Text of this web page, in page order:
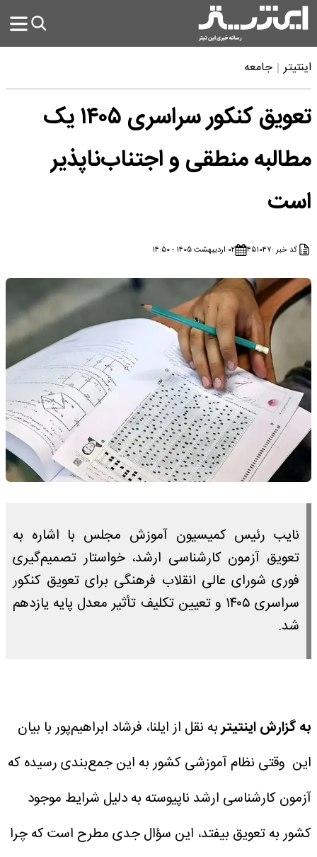
اینتیتر جامعه
تعویق کنکور سراسری ۱۴۰۵ یک
مطالبه منطقی و اجتناب‌ناپذیر
است
کد خبر :۴۵۱۰۴۷ ۰۲ اردیبهشت ۱۴۰۵ - ۱۴:۵۰
نایب رئیس کمیسیون آموزش مجلس با اشاره به
تعویق آزمون کارشناسی ارشد، خواستار تصمیم‌گیری
فوری شورای عالی انقلاب فرهنگی برای تعویق کنکور
سراسری ۱۴۰۵ و تعیین تکلیف تأثیر معدل پایه یازدهم
شد.
به گزارش اینتیتربه نقل از ایلنا، فرشاد ابراهیم‌پور با بیان
این وقتی نظام آموزشی کشور به این جمع‌بندی رسیده که
آزمون کارشناسی ارشد ناپیوسته به دلیل شرایط موجود
کشور به تعویق بیفتد، این سؤال جدی مطرح است که چرا